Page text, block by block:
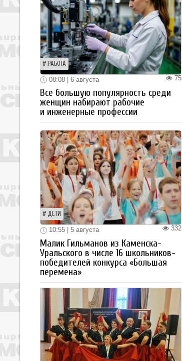
РАБОТА
75
08:08 | 6 августа
Все большую популярность среди
женщин набирают рабочие
и инженерные профессии
ДЕТИ
332
10:55 | 5 августа
Малик Гильманов из Каменска-
Уральского в числе 16 школьников-
победителей конкурса «Большая
перемена»